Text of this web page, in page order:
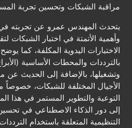
مراقبة الشبكات وتحسين تجربة
يتحدث المهندس عمرو عن تجربته في
وأهمية الأتمتة في اختبار الشبكات
الاختبارات اليدوية المكلفة، كما
بالترددات والمحطات الأساسية
وتشغيلها، بالإضافة إلى الحديث عن
التوعية والتطوير المستمر في هذا
إلى دور الذكاء الاصطناعي في تحسين
التنظيمية المتعلقة باستخدام الترددات